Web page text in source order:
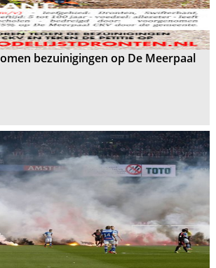
bezuinigingen op De Meerpaal